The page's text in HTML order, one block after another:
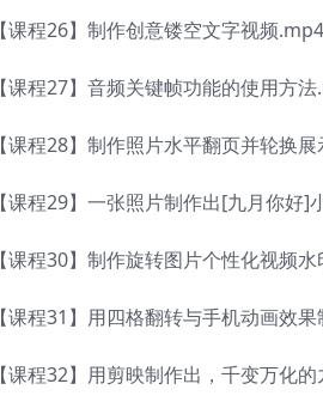
【课程26】制作创意镂空文字视频.mp4
【课程27】音频关键帧功能的使用方
【课程28】制作照片水平翻页并轮换
【课程29】一张照片制作出[九月你好]
【课程30】制作旋转图片个性化视频
【课程31】用四格翻转与手机动画效
【课程32】用剪映制作出，千变万化